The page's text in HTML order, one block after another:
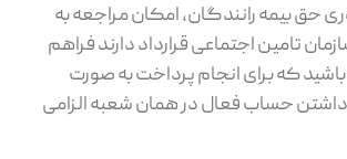
حق بیمه رانندگان، امکان مراجعه به
تامین اجتماعی قرارداد دارند فراهم
که برای انجام پرداخت به‌ صورت
حساب فعال در همان شعبه الزامی